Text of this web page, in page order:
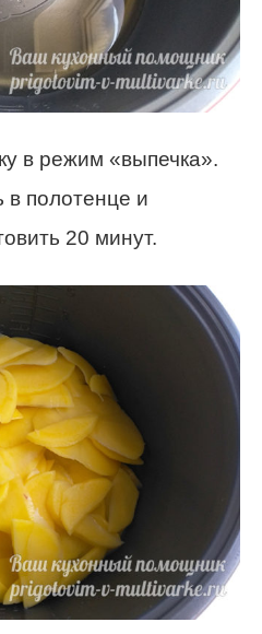
в режим «выпечка».
полотенце и
20 минут.